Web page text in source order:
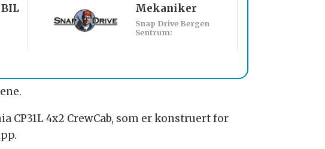
Snap Drive Bergen
Sentrum:
Mekaniker
CP31L 4x2 CrewCab, som er konstruert for